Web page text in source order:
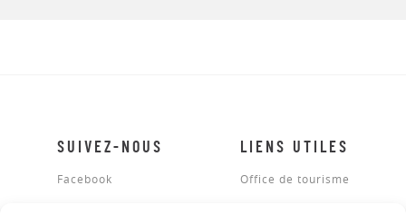
SUIVEZ-NOUS
Facebook
LIENS UTILES
Office de tourisme